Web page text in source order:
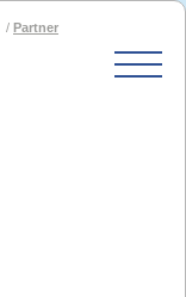
Partner